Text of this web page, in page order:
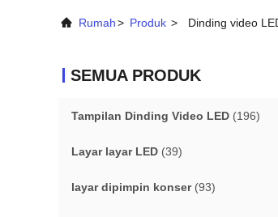
Rumah> Produk > Dinding video
SEMUA PRODUK
Tampilan Dinding Video LED (196)
Layar layar LED (39)
layar dipimpin konser(93)